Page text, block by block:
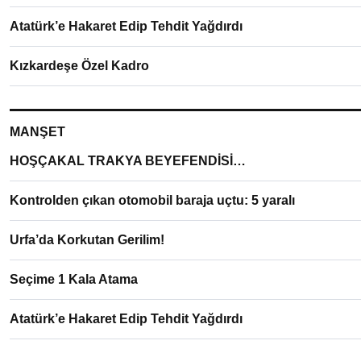
Atatürk’e Hakaret Edip Tehdit Yağdırdı
Kızkardeşe Özel Kadro
MANŞET
HOŞÇAKAL TRAKYA BEYEFENDİSİ…
Kontrolden çıkan otomobil baraja uçtu: 5 yaralı
Urfa’da Korkutan Gerilim!
Seçime 1 Kala Atama
Atatürk’e Hakaret Edip Tehdit Yağdırdı